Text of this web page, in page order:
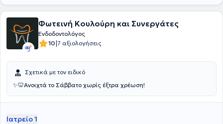
Φωτεινή Κουλούρη και Συνεργάτες
Ενδοδοντολόγος
10|7 αξιολογήσεις
Σχετικά με τον ειδικό
✨️🦷Ανοιχτά το Σάββατο χωρίς έξτρα χρέωση!
Ιατρείο 1